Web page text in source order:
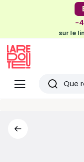
-
sur le
Menu
Redoute